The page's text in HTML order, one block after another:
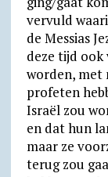
vervuld
de Messias
deze tijd
worden, met
profeten
Israël zou
en dat hun
maar ze
terug zou